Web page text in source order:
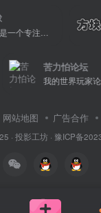
方块星球是一个专注于我的世界的中文论坛，提供丰富的资源分享、玩家交流和创意展示，包括地图、皮肤、数据包等内容，打造Minecraft玩家的专属社区乐园！
苦力怕论坛
我的世界玩家论
网站地图 广告合作
· 投影工坊· 豫ICP备